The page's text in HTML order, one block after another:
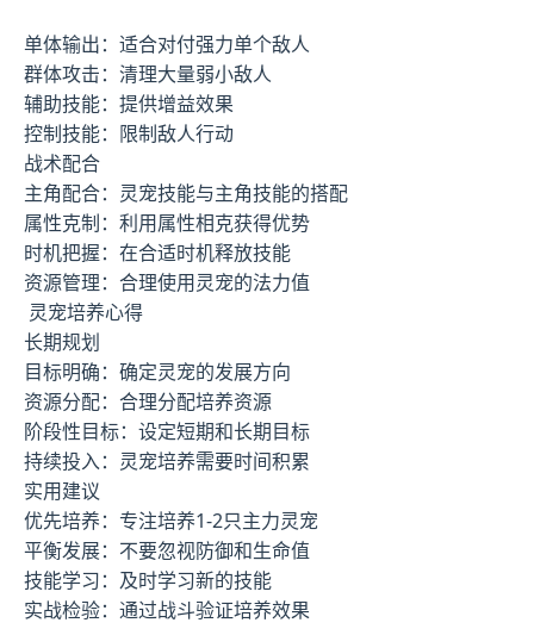
单体输出：适合对付强力单个敌人
群体攻击：清理大量弱小敌人
辅助技能：提供增益效果
控制技能：限制敌人行动
战术配合
主角配合：灵宠技能与主角技能的搭配
属性克制：利用属性相克获得优势
时机把握：在合适时机释放技能
资源管理：合理使用灵宠的法力值
灵宠培养心得
长期规划
目标明确：确定灵宠的发展方向
资源分配：合理分配培养资源
阶段性目标：设定短期和长期目标
持续投入：灵宠培养需要时间积累
实用建议
优先培养：专注培养1-2只主力灵宠
平衡发展：不要忽视防御和生命值
技能学习：及时学习新的技能
实战检验：通过战斗验证培养效果